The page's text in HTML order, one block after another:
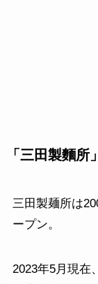
「三田製麵所
三田製麺所は
ープン。
2023年5月現在